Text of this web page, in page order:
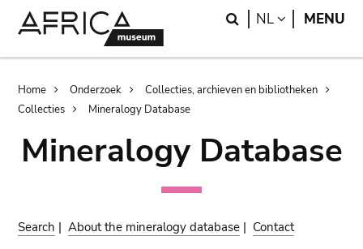
Search
NL LANGUAGE
MENU
Breadcrumb
Home Onderzoek
Collecties, archieven en bibliotheken
Collecties
Mineralogy Database
Mineralogy Database
Search |About the mineralogy database | Contact